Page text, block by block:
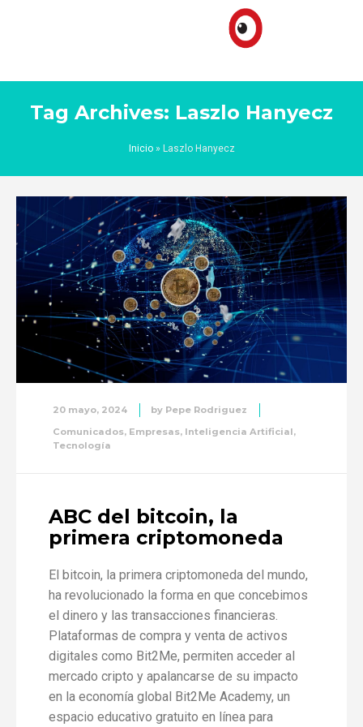
Tag Archives: Laszlo Hanyecz
Inicio» Laszlo Hanyecz
20 mayo, 2024 by Pepe Rodriguez
Comunicados, Empresas, Inteligencia Artificial,
Tecnología
ABC del bitcoin, la
primera criptomoneda
El bitcoin, la primera criptomoneda del mundo,
ha revolucionado la forma en que concebimos
el dinero y las transacciones financieras.
Plataformas de compra y venta de activos
digitales como Bit2Me, permiten acceder al
mercado cripto y apalancarse de su impacto
en la economía global Bit2Me Academy, un
espacio educativo gratuito en línea para